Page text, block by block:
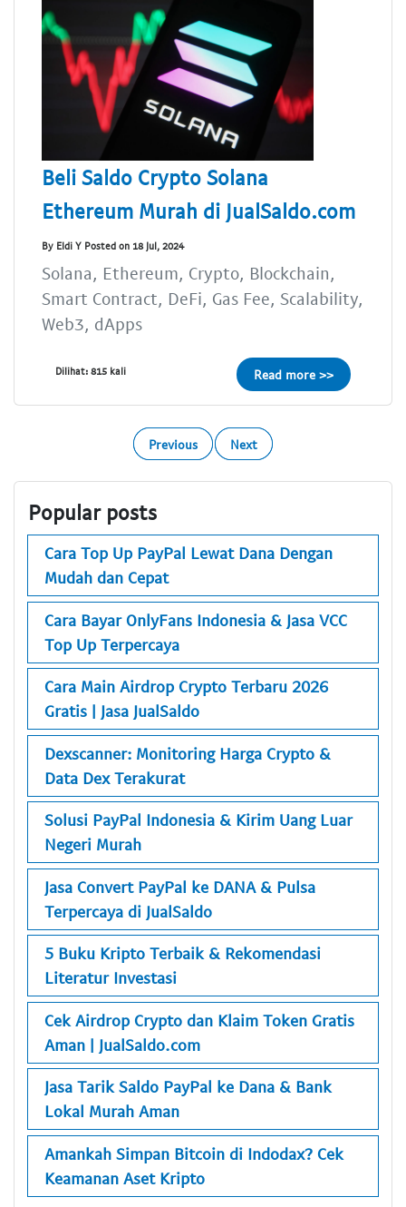
Beli Saldo Crypto Solana
Ethereum Murah di JualSaldo.com
By Eldi Y Posted on 18 Jul, 2024
Solana, Ethereum, Crypto, Blockchain,
Smart Contract, DeFi, Gas Fee, Scalability,
Web3, dApps
Dilihat: 815 kali Read more >>
Previous Next
Popular posts
Cara Top Up PayPal Lewat Dana Dengan
Mudah dan Cepat
Cara Bayar OnlyFans Indonesia & Jasa VCC
Top Up Terpercaya
Cara Main Airdrop Crypto Terbaru 2026
Gratis | Jasa JualSaldo
Dexscanner: Monitoring Harga Crypto &
Data Dex Terakurat
Solusi PayPal Indonesia & Kirim Uang Luar
Negeri Murah
Jasa Convert PayPal ke DANA & Pulsa
Terpercaya di JualSaldo
5 Buku Kripto Terbaik & Rekomendasi
Literatur Investasi
Cek Airdrop Crypto dan Klaim Token Gratis
Aman | JualSaldo.com
Jasa Tarik Saldo PayPal ke Dana & Bank
Lokal Murah Aman
Amankah Simpan Bitcoin di Indodax? Cek
Keamanan Aset Kripto